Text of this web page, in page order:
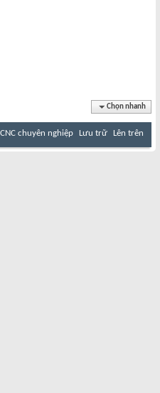
Chọn nhanh
chuyên nghiệp Lưu trữ Lên trên